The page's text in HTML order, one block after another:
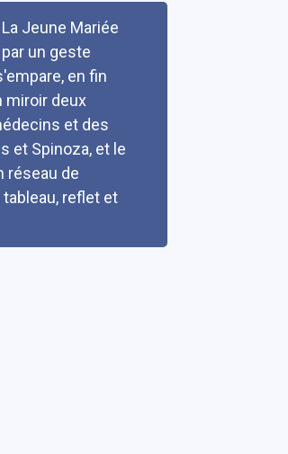
Jeune Mariée
un geste
en fin
miroir deux
et des
et Spinoza, et le
réseau de
reflet et